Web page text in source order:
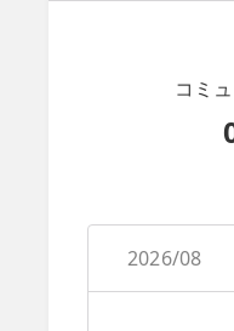
コミ
2026/08